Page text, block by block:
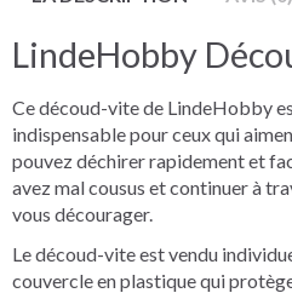
LindeHobby
Ce découd-vite de LindeHobby
indispensable pour ceux qui
pouvez déchirer rapidement et
avez mal cousus et continuer à
vous décourager.
Le découd-vite est vendu
couvercle en plastique qui